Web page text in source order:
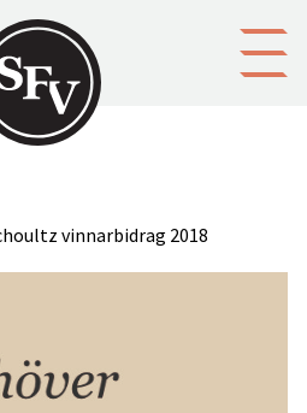
vinnarbidrag 2018